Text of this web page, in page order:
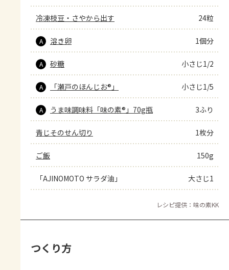
冷凍枝豆・さやから出す 24粒
A 溶き卵 1個分
A 砂糖 小さじ1/2
A 「瀬戸のほんじお®」 小さじ1/5
A うま味調味料「味の素®」70g瓶 3ふり
青じそのせん切り 1枚分
ご飯 150g
「AJINOMOTO サラダ油」 大さじ1
レシピ提供：味の素KK
つくり方